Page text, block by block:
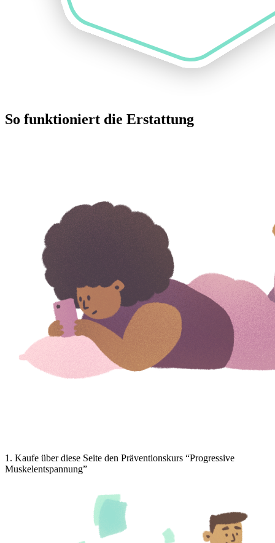
So funktioniert die Erstattung
1. Kaufe über diese Seite den Präventionskurs “Progressive
Muskelentspannung”